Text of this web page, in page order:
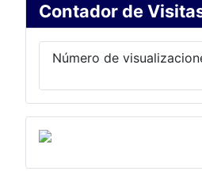
Contador de
Número de